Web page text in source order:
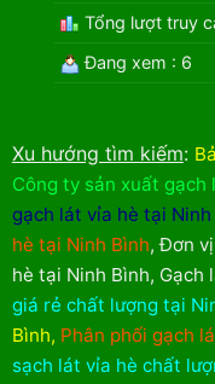
Tổng lượt truy
Đang xem : 6
Xu hướng tìm kiếm:
Công ty sản xuất
gạch lát vỉa hè tại Ninh
hè tại Ninh Bình,Đơn
hè tại Ninh Bình, Gạch
giá rẻ chất lượng tại
Bình, Phân phối gạch
sạch lát vỉa hè chất